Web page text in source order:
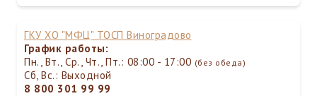
ГКУ ХО "МФЦ" ТОСП Виноградово
График работы:
Пн., Вт., Ср., Чт., Пт.: 08:00 - 17:00 (без обеда)
Сб, Вс.: Выходной
8 800 301 99 99